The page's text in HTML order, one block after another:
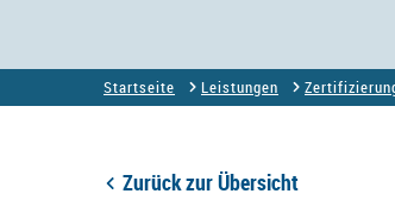
Startseite Leistungen
Zurück zur Übersicht